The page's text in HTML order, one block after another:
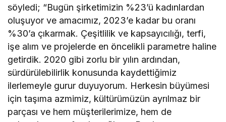
söyledi; “Bugün şirketimizin %23’ü kadınlardan
oluşuyor ve amacımız, 2023’e kadar bu oranı
%30’a çıkarmak. Çeşitlilik ve kapsayıcılığı, terfi,
işe alım ve projelerde en öncelikli parametre haline
getirdik. 2020 gibi zorlu bir yılın ardından,
sürdürülebilirlik konusunda kaydettiğimiz
ilerlemeyle gurur duyuyorum. Herkesin büyümesi
için taşıma azmimiz, kültürümüzün ayrılmaz bir
parçası ve hem müşterilerimize, hem de